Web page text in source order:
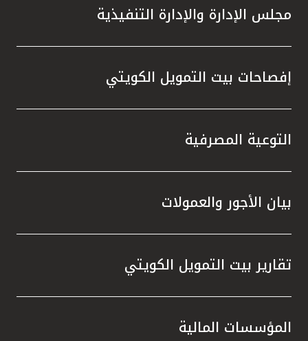
مجلس الإدارة والإدارة التنفيذية
إفصاحات بيت التمويل الكويتي
التوعية المصرفية
بيان الأجور والعمولات
تقارير بيت التمويل الكويتي
المؤسسات المالية